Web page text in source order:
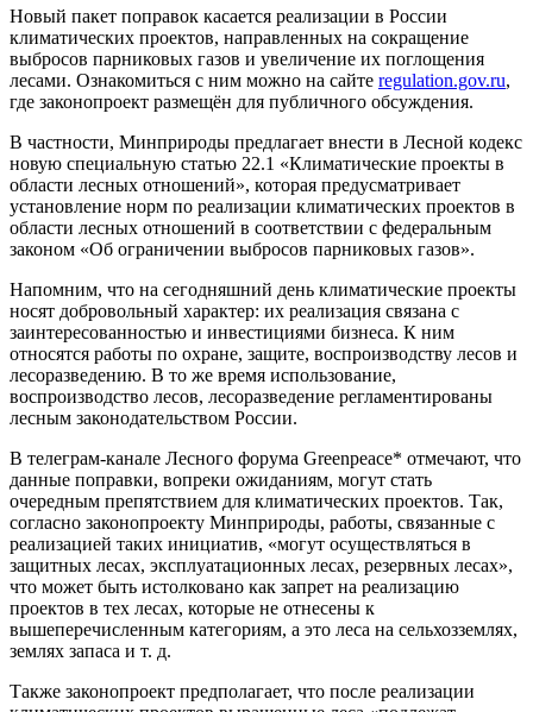
Новый пакет поправок касается реализации в России
климатических проектов, направленных на сокращение
выбросов парниковых газов и увеличение их поглощения
лесами. Ознакомиться с ним можно на сайте regulation.gov.ru,
где законопроект размещён для публичного обсуждения.
В частности, Минприроды предлагает внести в Лесной кодекс
новую специальную статью 22.1 «Климатические проекты в
области лесных отношений», которая предусматривает
установление норм по реализации климатических проектов в
области лесных отношений в соответствии с федеральным
законом «Об ограничении выбросов парниковых газов».
Напомним, что на сегодняшний день климатические проекты
носят добровольный характер: их реализация связана с
заинтересованностью и инвестициями бизнеса. К ним
относятся работы по охране, защите, воспроизводству лесов и
лесоразведению. В то же время использование,
воспроизводство лесов, лесоразведение регламентированы
лесным законодательством России.
В телеграм-канале Лесного форума Greenpeace* отмечают, что
данные поправки, вопреки ожиданиям, могут стать
очередным препятствием для климатических проектов. Так,
согласно законопроекту Минприроды, работы, связанные с
реализацией таких инициатив, «могут осуществляться в
защитных лесах, эксплуатационных лесах, резервных лесах»,
что может быть истолковано как запрет на реализацию
проектов в тех лесах, которые не отнесены к
вышеперечисленным категориям, а это леса на сельхозземлях,
землях запаса и т. д.
Также законопроект предполагает, что после реализации